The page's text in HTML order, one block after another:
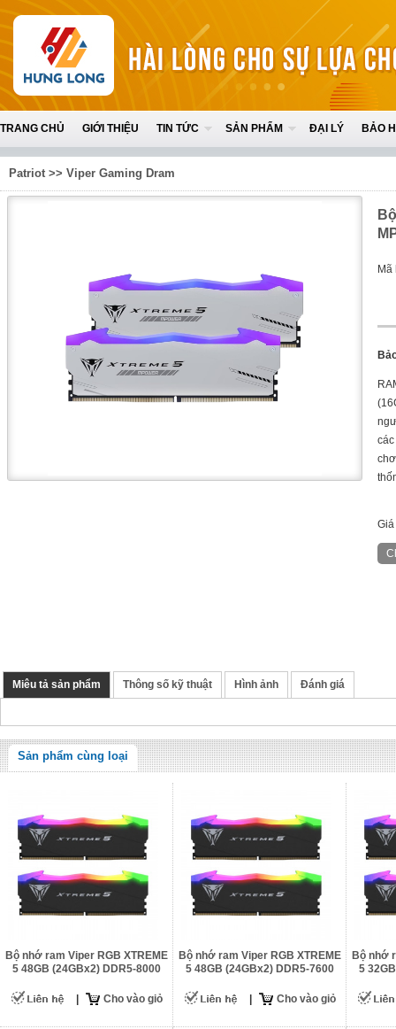
TRANG CHỦ GIỚI THIỆU TIN TỨC SẢN PHẨM ĐẠI LÝ BẢO
Patriot >> Viper Gaming Dram
Mã
Miêu tả sản phẩm Thông số kỹ thuật Hình ảnh Đánh giá
Sản phẩm cùng loại
Bộ nhớ ram Viper RGB XTREME
5 48GB (24GBx2) DDR5-8000
Cho vào giỏ
Bộ nhớ ram Viper RGB XTREME
5 48GB (24GBx2) DDR5-7600
Cho vào giỏ
Bộ nhớ
5